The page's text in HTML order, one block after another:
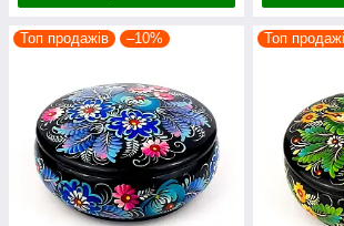
Топ продажів –10% Топ